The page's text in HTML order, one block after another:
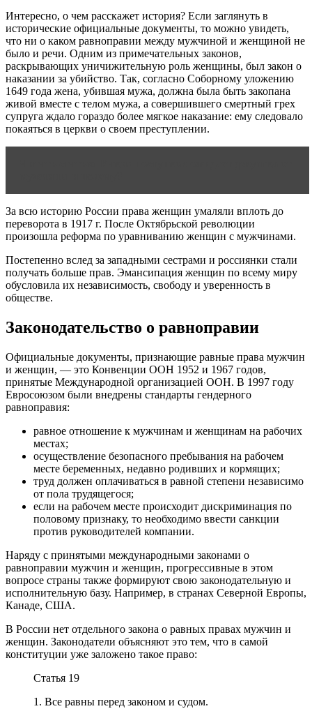
Интересно, о чем расскажет история? Если заглянуть в
исторические официальные документы, то можно увидеть,
что ни о каком равноправии между мужчиной и женщиной не
было и речи. Одним из примечательных законов,
раскрывающих уничижительную роль женщины, был закон о
наказании за убийство. Так, согласно Соборному уложению
1649 года жена, убившая мужа, должна была быть закопана
живой вместе с телом мужа, а совершившего смертный грех
супруга ждало гораздо более мягкое наказание: ему следовало
покаяться в церкви о своем преступлении.
За всю историю России права женщин умаляли вплоть до
переворота в 1917 г. После Октябрьской революции
произошла реформа по уравниванию женщин с мужчинами.
Постепенно вслед за западными сестрами и россиянки стали
получать больше прав. Эмансипация женщин по всему миру
обусловила их независимость, свободу и уверенность в
обществе.
Законодательство о равноправии
Официальные документы, признающие равные права мужчин
и женщин, — это Конвенции ООН 1952 и 1967 годов,
принятые Международной организацией ООН. В 1997 году
Евросоюзом были внедрены стандарты гендерного
равноправия:
равное отношение к мужчинам и женщинам на рабочих
местах;
осуществление безопасного пребывания на рабочем
месте беременных, недавно родивших и кормящих;
труд должен оплачиваться в равной степени независимо
от пола трудящегося;
если на рабочем месте происходит дискриминация по
половому признаку, то необходимо ввести санкции
против руководителей компании.
Наряду с принятыми международными законами о
равноправии мужчин и женщин, прогрессивные в этом
вопросе страны также формируют свою законодательную и
исполнительную базу. Например, в странах Северной Европы,
Канаде, США.
В России нет отдельного закона о равных правах мужчин и
женщин. Законодатели объясняют это тем, что в самой
конституции уже заложено такое право:
Статья 19
1. Все равны перед законом и судом.